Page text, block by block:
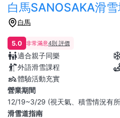
白馬SANOSAKA滑
白馬
5.0 非常滿意4則 評價
適合親子同樂
外語滑雪課程
體驗活動充實
營業期間
12/19~3/29 (視天氣、積雪情況有
滑雪道指南